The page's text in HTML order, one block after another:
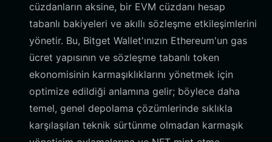
cüzdanların aksine, bir EVM cüzdanı hesap
tabanlı bakiyeleri ve akıllı sözleşme etkileşimlerini
yönetir. Bu, Bitget Wallet'ınızın Ethereum'un gas
ücret yapısının ve sözleşme tabanlı token
ekonomisinin karmaşıklıklarını yönetmek için
optimize edildiği anlamına gelir; böylece daha
temel, genel depolama çözümlerinde sıklıkla
karşılaşılan teknik sürtünme olmadan karmaşık